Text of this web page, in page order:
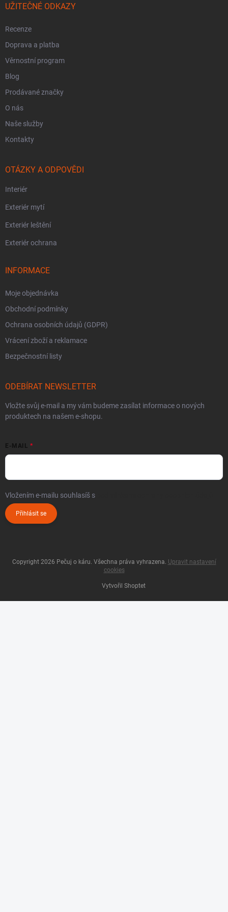
UŽITEČNÉ ODKAZY
Recenze
Doprava a platba
Věrnostní program
Blog
Prodávané značky
O nás
Naše služby
Kontakty
OTÁZKY A ODPOVĚDI
Interiér
Exteriér mytí
Exteriér leštění
Exteriér ochrana
INFORMACE
Moje objednávka
Obchodní podmínky
Ochrana osobních údajů (GDPR)
Vrácení zboží a reklamace
Bezpečnostní listy
ODEBÍRAT NEWSLETTER
Vložte svůj e-mail a my vám budeme zasílat informace o nových
produktech na našem e-shopu.
E-MAIL
Vložením e-mailu souhlasíš s
Přihlásit se
Vytvořil Shoptet
Copyright 2026 Pečuj o káru . Všechna práva vyhrazena. Upravit nastavení
cookies